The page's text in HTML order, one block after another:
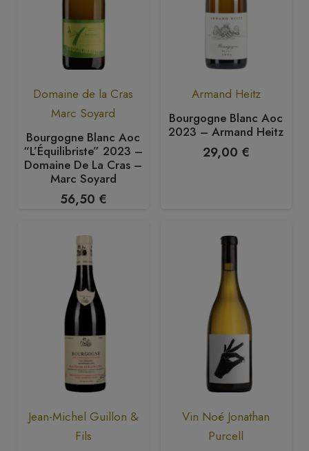
Domaine de la Cras
Marc Soyard
Bourgogne Blanc Aoc
“L’Équilibriste” 2023 –
Domaine De La Cras –
Marc Soyard
56,50 €
Armand Heitz
Bourgogne Blanc Aoc
2023 – Armand Heitz
29,00 €
Jean-Michel Guillon &
Fils
Vin Noé Jonathan
Purcell